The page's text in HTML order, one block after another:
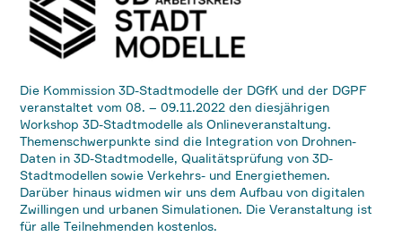
Die Kommission 3D-Stadtmodelle der DGfK und der DGPF
veranstaltet vom 08. – 09.11.2022 den diesjährigen
Workshop 3D-Stadtmodelle als Onlineveranstaltung.
Themenschwerpunkte sind die Integration von Drohnen-
Daten in 3D-Stadtmodelle, Qualitätsprüfung von 3D-
Stadtmodellen sowie Verkehrs- und Energiethemen.
Darüber hinaus widmen wir uns dem Aufbau von digitalen
Zwillingen und urbanen Simulationen. Die Veranstaltung ist
für alle Teilnehmenden kostenlos.